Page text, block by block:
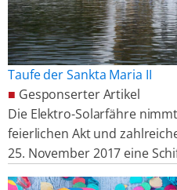
Taufe der Sankta Maria II
■ Gesponserter Artikel
Die Elektro-Solarfähre
feierlichen Akt und
25. November 2017 eine